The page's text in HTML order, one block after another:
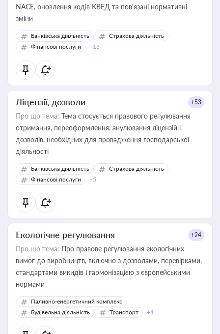
NACE, оновлення кодів КВЕД та пов'язані нормативні
зміни
Банківська діяльність
Страхова діяльність
Фінансові послуги
+13
Ліцензії, дозволи +53
Про що тема: Тема стосується правового регулювання
отримання, переоформлення, анулювання ліцензій і
дозволів, необхідних для провадження господарської
діяльності
Банківська діяльність
Страхова діяльність
Фінансові послуги
+5
Екологічне регулювання +24
Про що тема: Про правове регулювання екологічних
вимог до виробництв, включно з дозволами, перевірками,
стандартами викидів і гармонізацією з європейськими
нормами
Паливно-енергетичний комплекс
Будівельна діяльність
Транспорт +4